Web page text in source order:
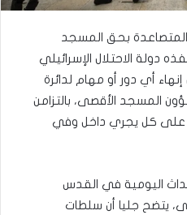
المتصاعدة بحق المسجد
دولة الاحتلال الإسرائيلي
أي دور أو مهام لدائرة
المسجد الأقصى، بالتزامن
كل يجري داخل وفي
اليومية في القدس
يتضح جليا أن سلطات